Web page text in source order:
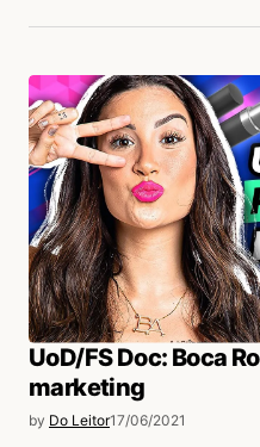
UoD/FS Doc: Boca
marketing
by Do Leitor17/06/2021